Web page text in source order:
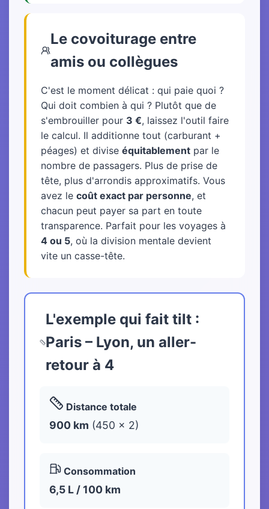
Le covoiturage entre
amis ou collègues
C'est le moment délicat : qui paie quoi ?
Qui doit combien à qui ? Plutôt que de
s'embrouiller pour 3 €, laissez l'outil faire
le calcul. Il additionne tout (carburant +
péages) et divise équitablement par le
nombre de passagers. Plus de prise de
tête, plus d'arrondis approximatifs. Vous
avez le coût exact par personne, et
chacun peut payer sa part en toute
transparence. Parfait pour les voyages à
4 ou 5, où la division mentale devient
vite un casse-tête.
L'exemple qui fait tilt :
Paris – Lyon, un aller-
retour à 4
Distance totale
900 km (450 × 2)
Consommation
6,5 L / 100 km